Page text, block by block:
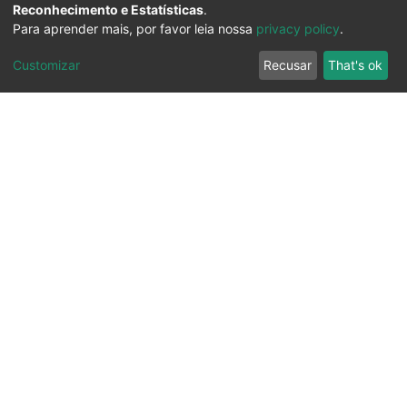
Reconhecimento e Estatísticas.
Para aprender mais, por favor leia nossa privacy policy.
Customizar Recusar That's ok